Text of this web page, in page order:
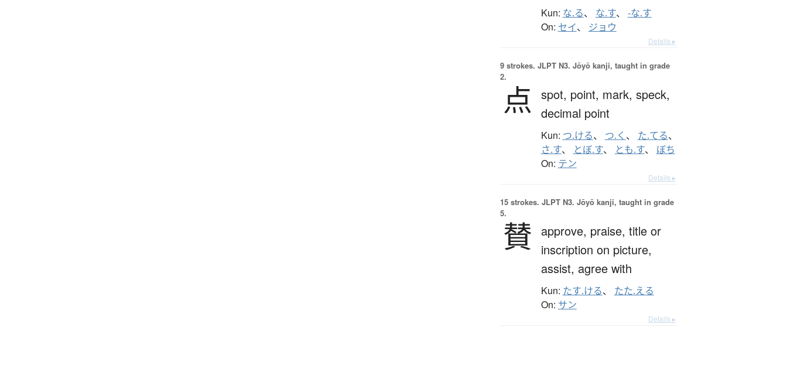
Kun: な.る、 な.す、 -な.す
On: セイ、 ジョウ
Details ▸
9 strokes. JLPT N3. Jōyō kanji, taught in grade
2.
点 spot, point, mark, speck,
decimal point
Kun: つ.ける、 つ.く 、 た.てる、
さ.す、 とぼ.す、 とも.す、 ぼち
On: テン
Details ▸
15 strokes. JLPT N3. Jōyō kanji, taught in grade
5.
賛 approve, praise, title or
inscription on picture,
assist, agree with
Kun: たす.ける、 たた.える
On: サン
Details ▸